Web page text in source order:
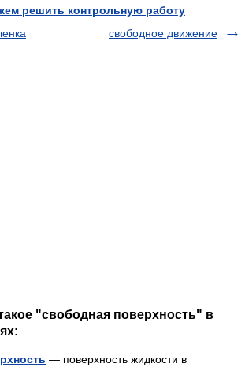
решить контрольную работу
свободное движение
"свободная поверхность" в
— поверхность жидкости в